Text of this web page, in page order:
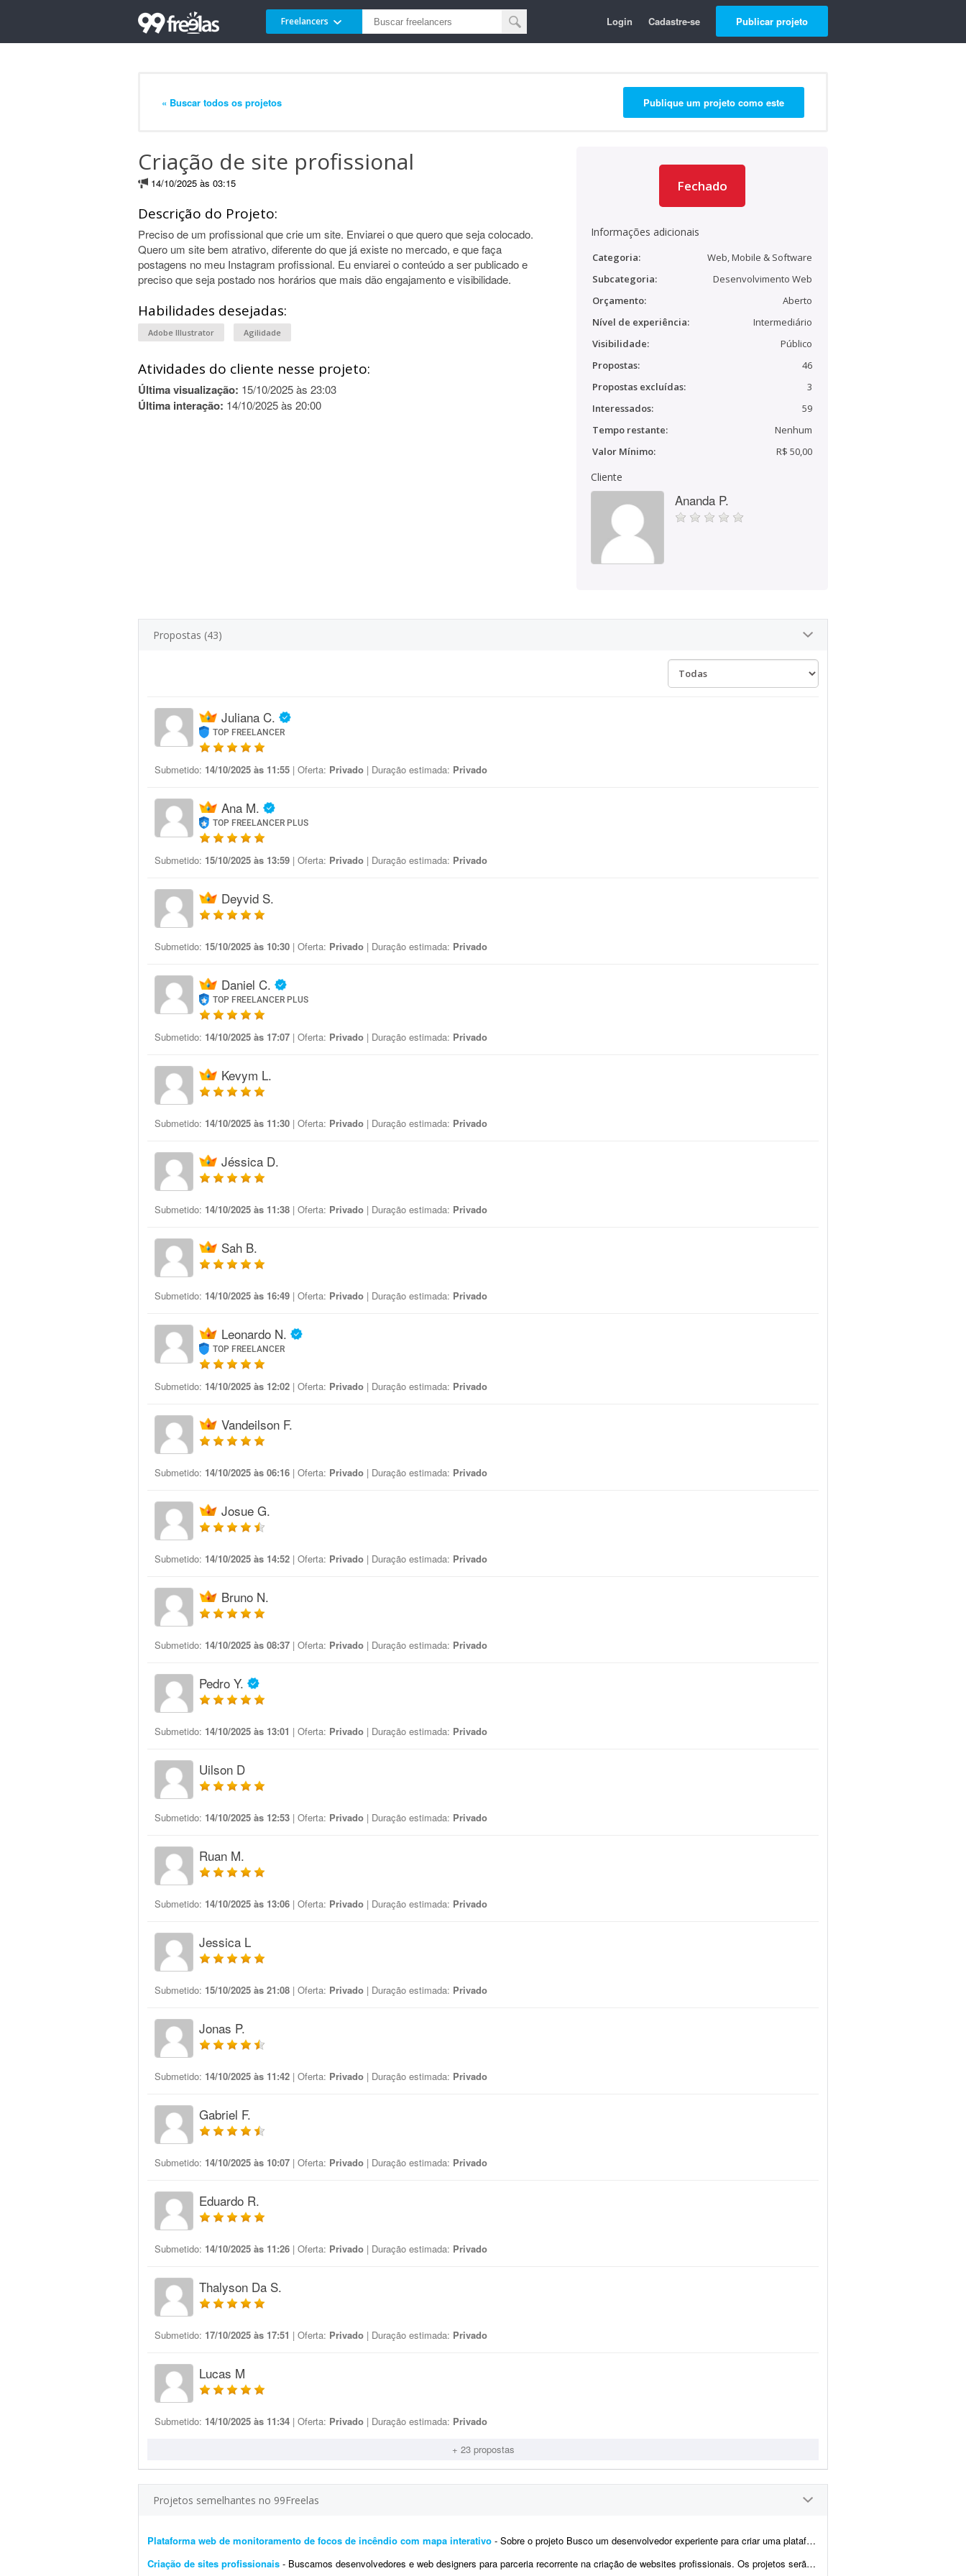
Freelancers Login Cadastre-se Publicar projeto
« Buscar todos os projetos Publique um projeto como este
Criação de site profissional
14/10/2025 às 03:15
Descrição do Projeto:
Preciso de um profissional que crie um site. Enviarei o que quero que seja colocado.
Quero um site bem atrativo, diferente do que já existe no mercado, e que faça
postagens no meu Instagram profissional. Eu enviarei o conteúdo a ser publicado e
preciso que seja postado nos horários que mais dão engajamento e visibilidade.
Habilidades desejadas:
Adobe Illustrator Agilidade
Atividades do cliente nesse projeto:
Última visualização: 15/10/2025 às 23:03
Última interação: 14/10/2025 às 20:00
Fechado
Informações adicionais
Categoria:
Web, Mobile & Software
Subcategoria:
Desenvolvimento Web
Orçamento:
Aberto
Nível de experiência:
Intermediário
Visibilidade:
Público
Propostas:
46
Propostas excluídas:
3
Interessados:
59
Tempo restante:
Nenhum
Valor Mínimo:
R$ 50,00
Cliente
Ananda P.
Propostas (43)
Juliana C.
TOP FREELANCER
Submetido: 14/10/2025 às 11:55 | Oferta: Privado | Duração estimada: Privado
Ana M.
TOP FREELANCER PLUS
Submetido: 15/10/2025 às 13:59 | Oferta: Privado | Duração estimada: Privado
Deyvid S.
Submetido: 15/10/2025 às 10:30 | Oferta: Privado | Duração estimada: Privado
Daniel C.
TOP FREELANCER PLUS
Submetido: 14/10/2025 às 17:07 | Oferta: Privado | Duração estimada: Privado
Kevym L.
Submetido: 14/10/2025 às 11:30 | Oferta: Privado | Duração estimada: Privado
Jéssica D.
Submetido: 14/10/2025 às 11:38 | Oferta: Privado | Duração estimada: Privado
Sah B.
Submetido: 14/10/2025 às 16:49 | Oferta: Privado | Duração estimada: Privado
Leonardo N.
TOP FREELANCER
Submetido: 14/10/2025 às 12:02 | Oferta: Privado | Duração estimada: Privado
Vandeilson F.
Submetido: 14/10/2025 às 06:16 | Oferta: Privado | Duração estimada: Privado
Josue G.
Submetido: 14/10/2025 às 14:52 | Oferta: Privado | Duração estimada: Privado
Bruno N.
Submetido: 14/10/2025 às 08:37 | Oferta: Privado | Duração estimada: Privado
Pedro Y.
Submetido: 14/10/2025 às 13:01 | Oferta: Privado | Duração estimada: Privado
Uilson D
Submetido: 14/10/2025 às 12:53 | Oferta: Privado | Duração estimada: Privado
Ruan M.
Submetido: 14/10/2025 às 13:06 | Oferta: Privado | Duração estimada: Privado
Jessica L
Submetido: 15/10/2025 às 21:08 | Oferta: Privado | Duração estimada: Privado
Jonas P.
Submetido: 14/10/2025 às 11:42 | Oferta: Privado | Duração estimada: Privado
Gabriel F.
Submetido: 14/10/2025 às 10:07 | Oferta: Privado | Duração estimada: Privado
Eduardo R.
Submetido: 14/10/2025 às 11:26 | Oferta: Privado | Duração estimada: Privado
Thalyson Da S.
Submetido: 17/10/2025 às 17:51 | Oferta: Privado | Duração estimada: Privado
Lucas M
Submetido: 14/10/2025 às 11:34 | Oferta: Privado | Duração estimada: Privado
+ 23 propostas
Projetos semelhantes no 99Freelas
Plataforma web de monitoramento de focos de incêndio com mapa interativo - Sobre o projeto Busco um desenvolvedor experiente para criar uma plataforma web de monitoramento ambiental em tempo real, com foco principal na visualização de focos de incêndi...
Criação de sites profissionais - Buscamos desenvolvedores e web designers para parceria recorrente na criação de websites profissionais. Os projetos serão principalmente para pequenas e médias empresas...